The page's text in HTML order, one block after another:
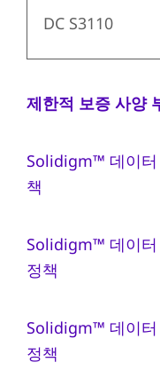
DC S3110
제한적 보증 사양
Solidigm™ 데이터
책
Solidigm™ 데이터
정책
Solidigm™ 데이터
정책